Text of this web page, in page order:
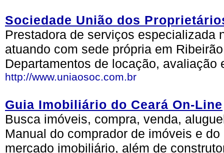
Sociedade União dos
Prestadora de serviços especializada
atuando com sede própria em
Departamentos de locação, avaliação
http://www.uniaosoc.com.br
Guia Imobiliário do Ceará On-Line
Busca imóveis, compra, venda,
Manual do comprador de imóveis e
mercado imobiliário, além de